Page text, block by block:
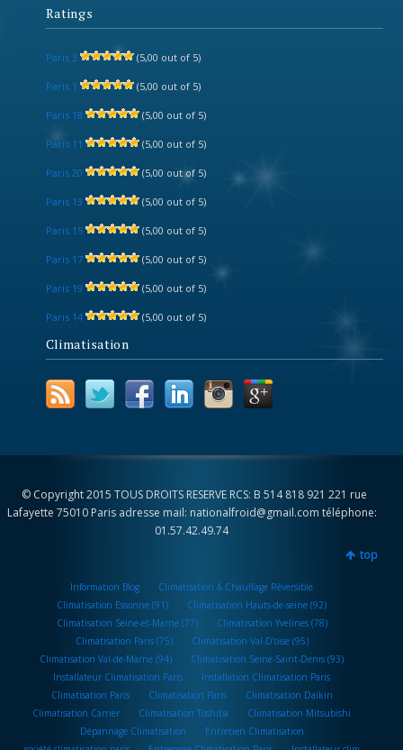
Ratings
Paris 3 (5,00 out of 5)
Paris 1 (5,00 out of 5)
Paris 18 (5,00 out of 5)
Paris 11 (5,00 out of 5)
Paris 20 (5,00 out of 5)
Paris 13 (5,00 out of 5)
Paris 15 (5,00 out of 5)
Paris 17 (5,00 out of 5)
Paris 19 (5,00 out of 5)
Paris 14 (5,00 out of 5)
Climatisation
© Copyright 2015 TOUS DROITS RESERVE RCS: B 514 818 921 221 rue
Lafayette 75010 Paris adresse mail: nationalfroid@gmail.com téléphone:
01.57.42.49.74
top
Information Blog
Climatisation & Chauffage Réversible
Climatisation Essonne (91)
Climatisation Hauts-de-seine (92)
Climatisation Seine-et-Marne (77)
Climatisation Yvelines (78)
Climatisation Paris (75)
Climatisation Val-D’oise (95)
Climatisation Val-de-Marne (94)
Climatisation Seine-Saint-Denis (93)
Installateur Climatisation Paris
Installation Climatisation Paris
Climatisation Paris
Climatisation Paris
Climatisation Daikin
Climatisation Carrier
Climatisation Toshiba
Climatisation Mitsubishi
Dépannage Climatisation
Entretien Climatisation